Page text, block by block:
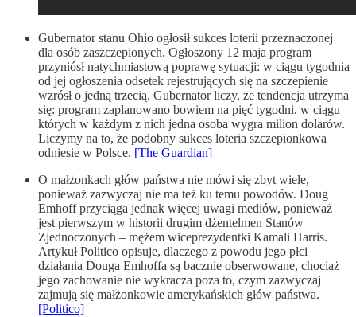
Gubernator stanu Ohio ogłosił sukces loterii przeznaczonej
dla osób zaszczepionych. Ogłoszony 12 maja program
przyniósł natychmiastową poprawę sytuacji: w ciągu tygodnia
od jej ogłoszenia odsetek rejestrujących się na szczepienie
wzrósł o jedną trzecią. Gubernator liczy, że tendencja utrzyma
się: program zaplanowano bowiem na pięć tygodni, w ciągu
których w każdym z nich jedna osoba wygra milion dolarów.
Liczymy na to, że podobny sukces loteria szczepionkowa
odniesie w Polsce. [The Guardian]
O małżonkach głów państwa nie mówi się zbyt wiele,
ponieważ zazwyczaj nie ma też ku temu powodów. Doug
Emhoff przyciąga jednak więcej uwagi mediów, ponieważ
jest pierwszym w historii drugim dżentelmen Stanów
Zjednoczonych – mężem wiceprezydentki Kamali Harris.
Artykuł Politico opisuje, dlaczego z powodu jego płci
działania Douga Emhoffa są bacznie obserwowane, chociaż
jego zachowanie nie wykracza poza to, czym zazwyczaj
zajmują się małżonkowie amerykańskich głów państwa.
[Politico]